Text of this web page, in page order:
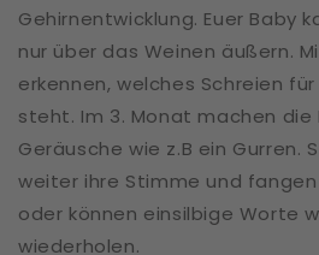
Gehirnentwicklung. Euer Baby
nur über das Weinen äußern.
erkennen, welches Schreien
steht. Im 3. Monat machen die
Geräusche wie z.B ein Gurren.
weiter ihre Stimme und
oder können einsilbige Worte
wiederholen.